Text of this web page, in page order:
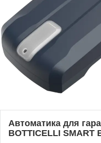
Автоматика для
BOTTICELLI SMART